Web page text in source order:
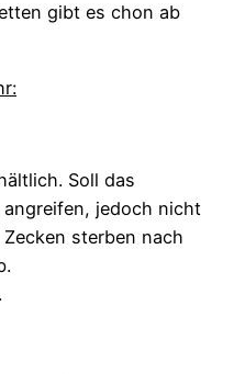
gibt es chon ab
Soll das
jedoch nicht
sterben nach